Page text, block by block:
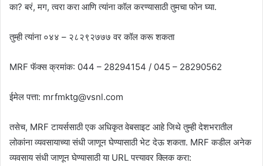
का? बरं, मग, त्वरा करा आणि त्यांना कॉल करण्यासाठी तुमचा फोन घ्या.
तुम्ही त्यांना ०४४ – २८२९२७७७ वर कॉल करू शकता
MRF फॅक्स क्रमांक: 044 – 28294154 / 045 – 28290562
ईमेल पत्ता: mrfmktg@vsnl.com
तसेच, MRF टायर्ससाठी एक अधिकृत वेबसाइट आहे जिथे तुम्ही देशभरातील
लोकांना व्यवसायाच्या संधी जाणून घेण्यासाठी भेट देऊ शकता. MRF कडील अनेक
व्यवसाय संधी जाणून घेण्यासाठी या URL पत्त्यावर क्लिक करा: